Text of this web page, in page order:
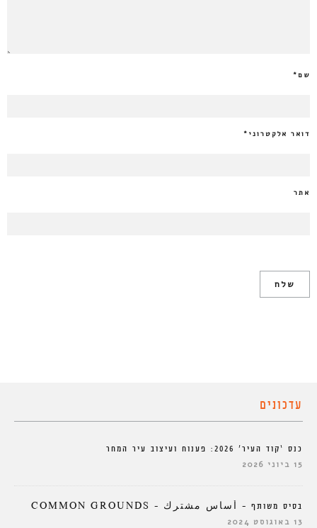
שם*
דואר אלקטרוני *
אתר
עדכונים
כנס ‘קוד העיר’ 2026: פענוח ועיצוב עיר המחר
15 ביוני 2026
בסיס משותף – أساس مشترك – COMMON GROUNDS
13 באוגוסט 2024